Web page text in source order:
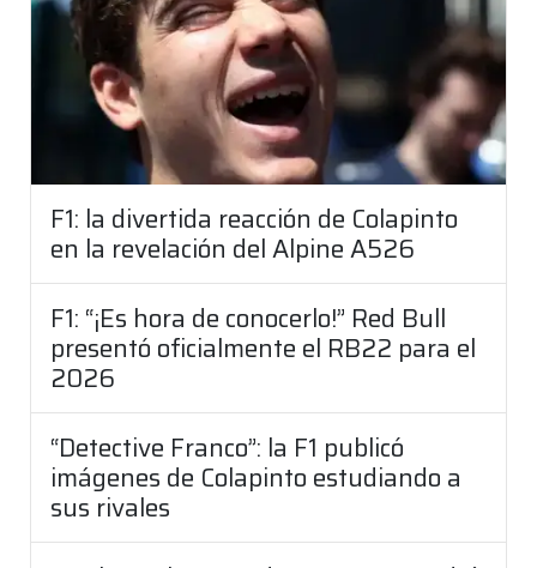
F1: la divertida reacción de Colapinto
en la revelación del Alpine A526
F1: “¡Es hora de conocerlo!” Red Bull
presentó oficialmente el RB22 para el
2026
“Detective Franco”: la F1 publicó
imágenes de Colapinto estudiando a
sus rivales